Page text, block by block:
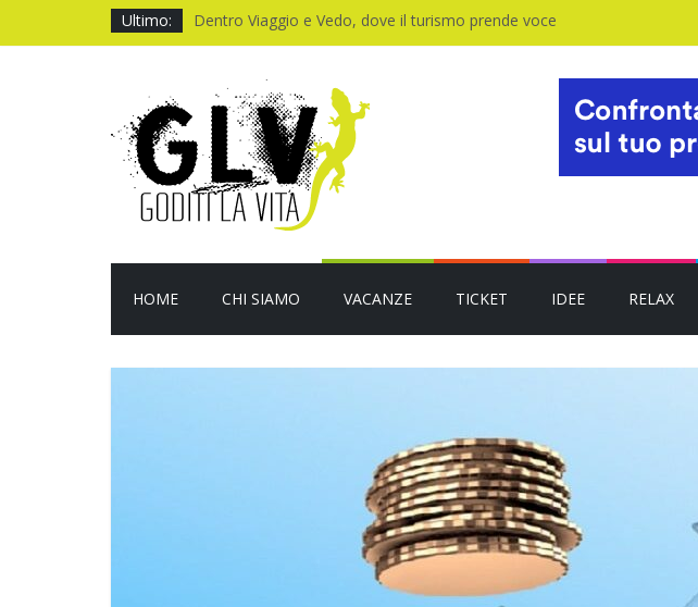
Ultimo:
Dentro Viaggio e Vedo, dove il turismo prende voce
Quando il CUP ti fa aspettare troppo
I Legnanesi a Milano 2027: risate smart
Film al cinema ad agosto 2026: le novità
HOME CHI SIAMO VACANZE TICKET IDEE RELAX